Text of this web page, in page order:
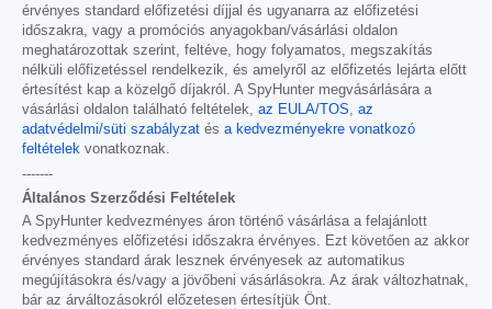
érvényes standard előfizetési díjjal és ugyanarra az előfizetési
időszakra, vagy a promóciós anyagokban/vásárlási oldalon
meghatározottak szerint, feltéve, hogy folyamatos, megszakítás
nélküli előfizetéssel rendelkezik, és amelyről az előfizetés lejárta előtt
értesítést kap a közelgő díjakról. A SpyHunter megvásárlására a
vásárlási oldalon található feltételek, az EULA/TOS
az
adatvédelmi/süti szabályzat és a kedvezményekre vonatkozó
feltételek vonatkoznak.
-------
Általános Szerződési Feltételek
A SpyHunter kedvezményes áron történő vásárlása a felajánlott
kedvezményes előfizetési időszakra érvényes. Ezt követően az akkor
érvényes standard árak lesznek érvényesek az automatikus
megújításokra és/vagy a jövőbeni vásárlásokra. Az árak változhatnak,
bár az árváltozásokról előzetesen értesítjük Önt.